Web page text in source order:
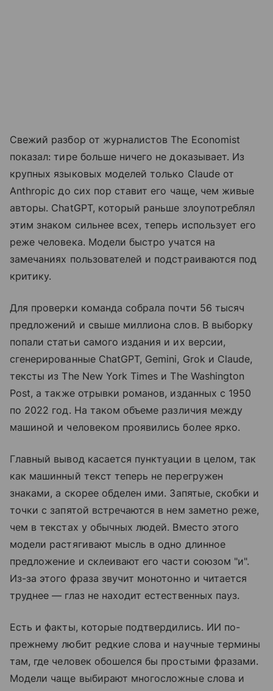
Свежий разбор от журналистов The Economist
показал: тире больше ничего не доказывает. Из
крупных языковых моделей только Claude от
Anthropic до сих пор ставит его чаще, чем живые
авторы. ChatGPT, который раньше злоупотреблял
этим знаком сильнее всех, теперь использует его
реже человека. Модели быстро учатся на
замечаниях пользователей и подстраиваются под
критику.
Для проверки команда собрала почти 56 тысяч
предложений и свыше миллиона слов. В выборку
попали статьи самого издания и их версии,
сгенерированные ChatGPT, Gemini, Grok и Claude,
тексты из The New York Times и The Washington
Post, а также отрывки романов, изданных с 1950
по 2022 год. На таком объеме различия между
машиной и человеком проявились более ярко.
Главный вывод касается пунктуации в целом, так
как машинный текст теперь не перегружен
знаками, а скорее обделен ими. Запятые, скобки и
точки с запятой встречаются в нем заметно реже,
чем в текстах у обычных людей. Вместо этого
модели растягивают мысль в одно длинное
предложение и склеивают его части союзом "и".
Из-за этого фраза звучит монотонно и читается
труднее — глаз не находит естественных пауз.
Есть и факты, которые подтвердились. ИИ по-
прежнему любит редкие слова и научные термины
там, где человек обошелся бы простыми фразами.
Модели чаще выбирают многосложные слова и